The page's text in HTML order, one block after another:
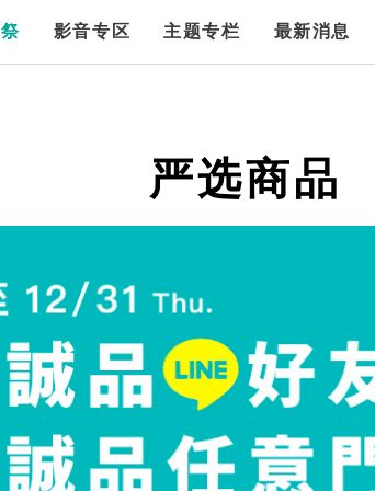
影音专区 主题专栏 最新消息
严选商品